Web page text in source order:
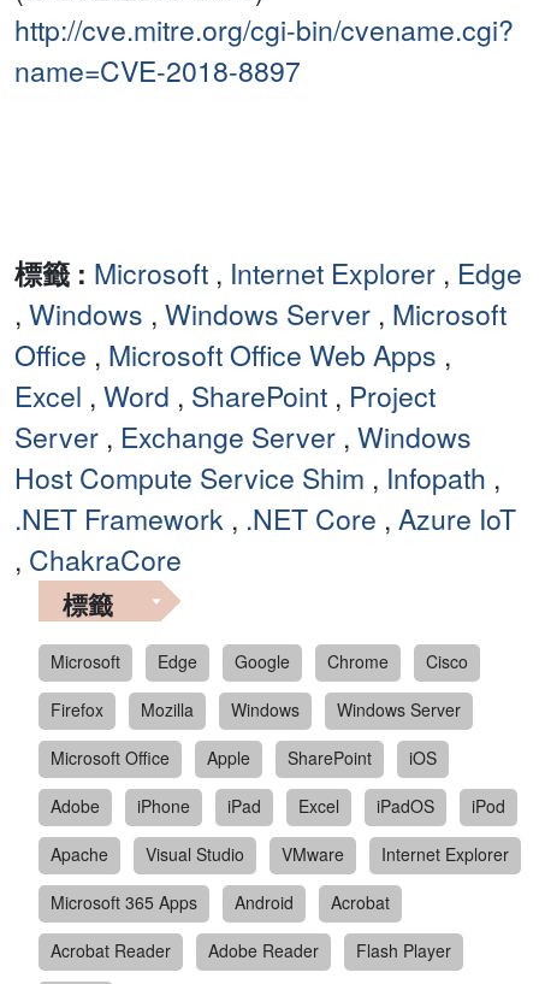
http://cve.mitre.org/cgi-bin/cvename.cgi?
name=CVE-2018-8897
標籤 : Microsoft , Internet Explorer , Edge
, Windows , Windows Server , Microsoft
Office , Microsoft Office Web Apps ,
Excel , Word , SharePoint , Project
Server , Exchange Server , Windows
Host Compute Service Shim , Infopath ,
.NET Framework , .NET Core , Azure IoT
, ChakraCore
標籤
Microsoft Edge Google Chrome
Cisco
Firefox
Mozilla Windows
Windows Server
Microsoft Office
Apple SharePoint
iOS
Adobe
iPhone iPad Excel iPadOS
iPod
Apache
Visual Studio VMware
Internet Explorer
Microsoft 365 Apps
Android
Acrobat
Acrobat Reader
Adobe Reader
Flash Player